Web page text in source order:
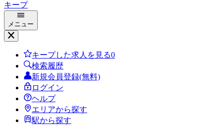
キープ
メニュー
キープした求人を見る0
検索履歴
新規会員登録(無料)
ログイン
ヘルプ
エリアから探す
駅から探す